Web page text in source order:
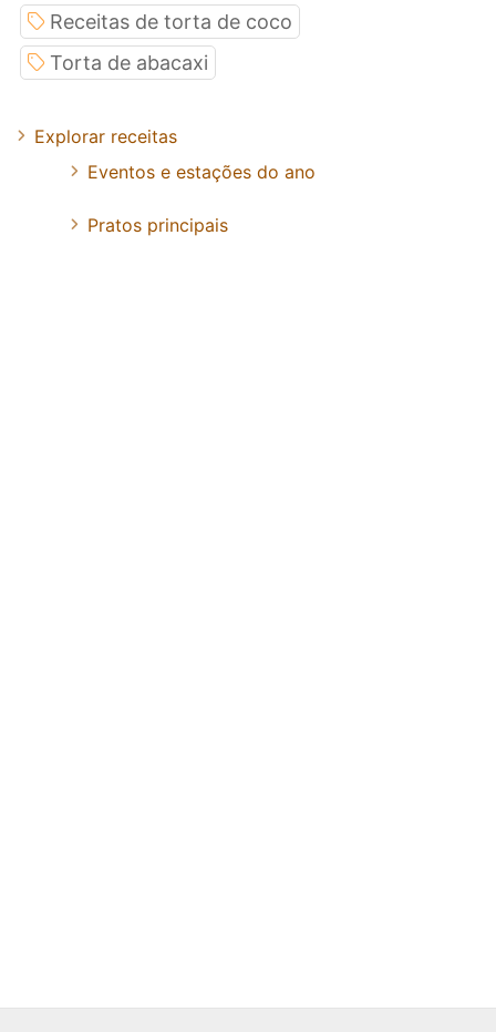
Receitas de torta de coco
Torta de abacaxi
Explorar receitas
Eventos e estações do ano
Pratos principais